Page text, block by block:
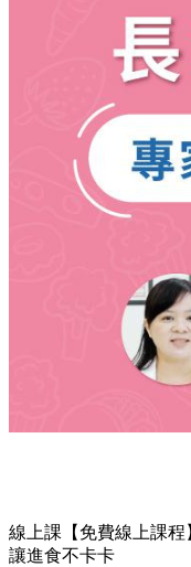
線上課 【免費線上課
讓進食不卡卡